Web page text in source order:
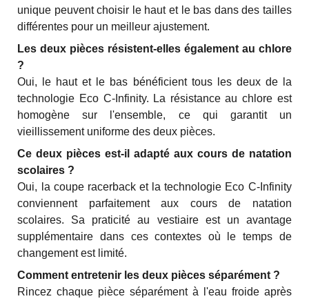
unique peuvent choisir le haut et le bas dans des tailles
différentes pour un meilleur ajustement.
Les deux pièces résistent-elles également au chlore
?
Oui, le haut et le bas bénéficient tous les deux de la
technologie Eco C-Infinity. La résistance au chlore est
homogène sur l'ensemble, ce qui garantit un
vieillissement uniforme des deux pièces.
Ce deux pièces est-il adapté aux cours de natation
scolaires ?
Oui, la coupe racerback et la technologie Eco C-Infinity
conviennent parfaitement aux cours de natation
scolaires. Sa praticité au vestiaire est un avantage
supplémentaire dans ces contextes où le temps de
changement est limité.
Comment entretenir les deux pièces séparément ?
Rincez chaque pièce séparément à l'eau froide après